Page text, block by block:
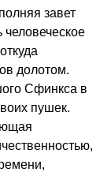
завет
долотом.
Сфинкса в
пушек.